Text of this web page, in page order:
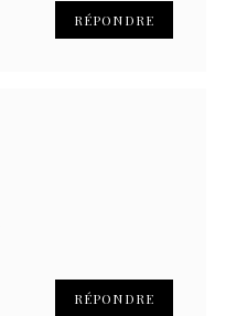
RÉPONDRE
RÉPONDRE